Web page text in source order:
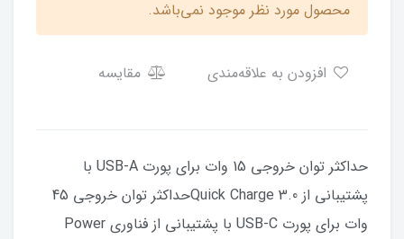
محصول مورد نظر موجود نمی‌باشد.
مقایسه
حداکثر توان خروجی 15 وات برای پورت USB-A با
پشتیبانی از Quick Charge 3.0حداکثر توان خروجی 45
وات برای پورت USB-C با پشتیبانی از فناوری Power